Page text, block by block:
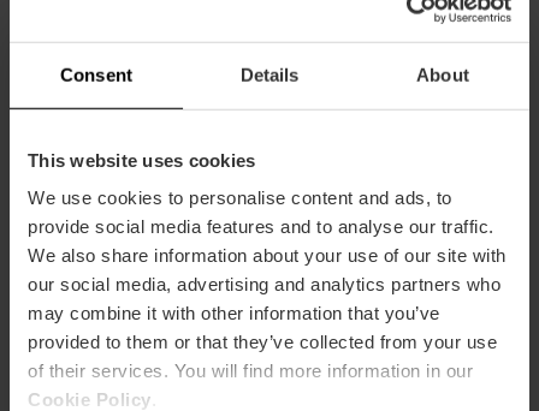
Consent Details About
This website uses cookies
We use cookies to personalise content and ads, to
provide social media features and to analyse our traffic.
We also share information about your use of our site with
our social media, advertising and analytics partners who
may combine it with other information that you’ve
provided to them or that they’ve collected from your use
of their services. You will find more information in our
Cookie Policy
al voltant de la mobilitat a la ciutat, mostrant diferents
formes de desplaçar-se de manera sostenible i
responsable, i posant en valor el moviment com a element
essencial de la vida urbana i la convivència col·lectiva.
Lectura Fàcil